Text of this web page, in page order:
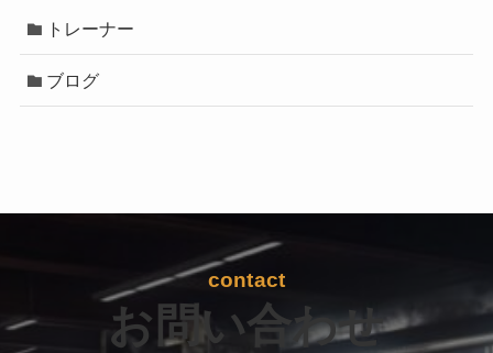
トレーナー
ブログ
contact
お問い合わせ